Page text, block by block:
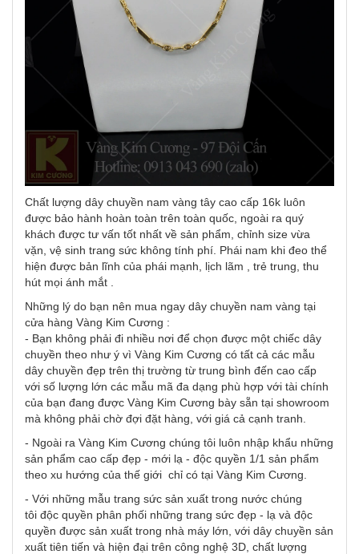
Chất lượng dây chuyền nam vàng tây cao cấp 16k luôn
được bảo hành hoàn toàn trên toàn quốc, ngoài ra quý
khách được tư vấn tốt nhất về sản phẩm, chỉnh size vừa
vặn, vệ sinh trang sức không tính phí. Phái nam khi đeo thể
hiện được bản lĩnh của phái mạnh, lịch lãm , trẻ trung, thu
hút mọi ánh mắt .
Những lý do bạn nên mua ngay dây chuyền nam vàng tại
cửa hàng Vàng Kim Cương :
- Bạn không phải đi nhiều nơi để chọn được một chiếc dây
chuyền theo như ý vì Vàng Kim Cương có tất cả các mẫu
dây chuyền đẹp trên thị trường từ trung bình đến cao cấp
với số lượng lớn các mẫu mã đa dạng phù hợp với tài chính
của bạn đang được Vàng Kim Cương bày sẵn tại showroom
mà không phải chờ đợi đặt hàng, với giá cả cạnh tranh.
- Ngoài ra Vàng Kim Cương chúng tôi luôn nhập khẩu những
sản phẩm cao cấp đẹp - mới lạ - độc quyền 1/1 sản phẩm
theo xu hướng của thế giới chỉ có tại Vàng Kim Cương.
- Với những mẫu trang sức sản xuất trong nước chúng
tôi độc quyền phân phối những trang sức đẹp - lạ và độc
quyền được sản xuất trong nhà máy lớn, với dây chuyền sản
xuất tiên tiến và hiện đại trên công nghệ 3D, chất lượng